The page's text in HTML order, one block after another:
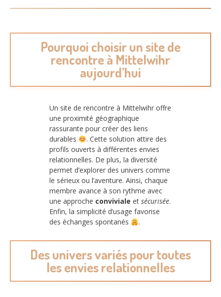
Pourquoi choisir un site de
rencontre à Mittelwihr
aujourd’hui
Un site de rencontre à Mittelwihr offre
une proximité géographique
rassurante pour créer des liens
durables
. Cette solution attire des
profils ouverts à différentes envies
relationnelles. De plus, la diversité
permet d’explorer des univers comme
le sérieux ou l’aventure. Ainsi, chaque
membre avance à son rythme avec
une approche conviviale et sécurisée.
Enfin, la simplicité d’usage favorise
des échanges spontanés
.
Des univers variés pour toutes
les envies relationnelles